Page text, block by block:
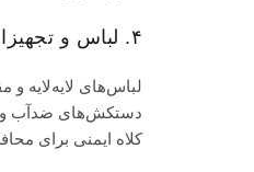
۴. لباس و تجهیزات ایمنی
لباس‌های لایه‌لایه و
دستکش‌های ضدآب و
کلاه ایمنی برای